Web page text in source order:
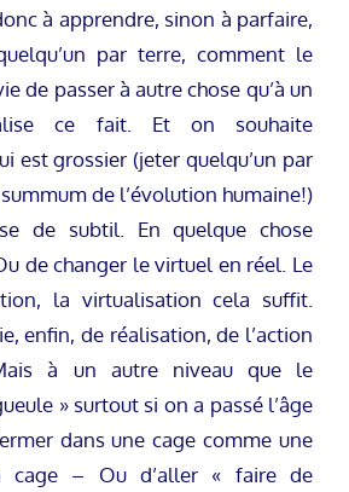
à apprendre, sinon à parfaire,
par terre, comment le
de passer à autre chose qu’à un
ce fait. Et on souhaite
est grossier (jeter quelqu’un par
de l’évolution humaine!)
de subtil. En quelque chose
de changer le virtuel en réel. Le
la virtualisation cela suffit.
enfin, de réalisation, de l’action
à un autre niveau que le
» surtout si on a passé l’âge
dans une cage comme une
cage – Ou d’aller « faire de